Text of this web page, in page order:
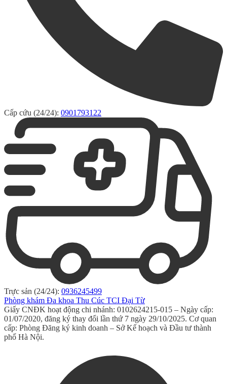
Cấp cứu (24/24): 0901793122
Trực sản (24/24): 0936245499
Phòng khám Đa khoa Thu Cúc TCI Đại Từ
Giấy CNĐK hoạt động chi nhánh: 0102624215-015 – Ngày cấp:
01/07/2020, đăng ký thay đổi lần thứ 7 ngày 29/10/2025. Cơ quan
cấp: Phòng Đăng ký kinh doanh – Sở Kế hoạch và Đầu tư thành
phố Hà Nội.